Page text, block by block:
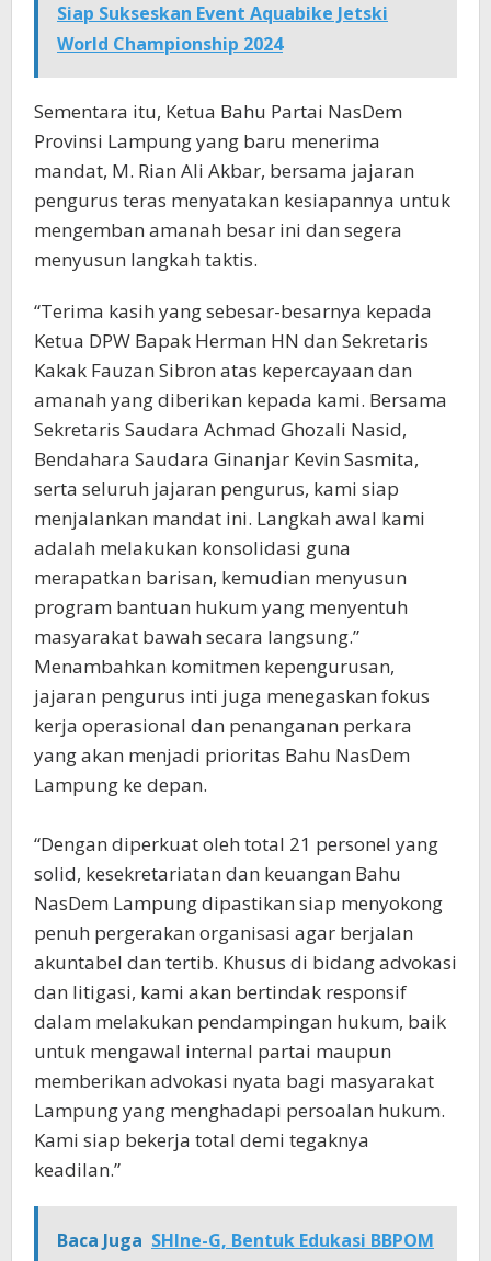
Siap Sukseskan Event Aquabike Jetski
World Championship 2024
​Sementara itu, Ketua Bahu Partai NasDem
Provinsi Lampung yang baru menerima
mandat, M. Rian Ali Akbar, bersama jajaran
pengurus teras menyatakan kesiapannya untuk
mengemban amanah besar ini dan segera
menyusun langkah taktis.
“Terima kasih yang sebesar-besarnya kepada
Ketua DPW Bapak Herman HN dan Sekretaris
Kakak Fauzan Sibron atas kepercayaan dan
amanah yang diberikan kepada kami. Bersama
Sekretaris Saudara Achmad Ghozali Nasid,
Bendahara Saudara Ginanjar Kevin Sasmita,
serta seluruh jajaran pengurus, kami siap
menjalankan mandat ini. Langkah awal kami
adalah melakukan konsolidasi guna
merapatkan barisan, kemudian menyusun
program bantuan hukum yang menyentuh
masyarakat bawah secara langsung.”
​Menambahkan komitmen kepengurusan,
jajaran pengurus inti juga menegaskan fokus
kerja operasional dan penanganan perkara
yang akan menjadi prioritas Bahu NasDem
Lampung ke depan.
“Dengan diperkuat oleh total 21 personel yang
solid, kesekretariatan dan keuangan Bahu
NasDem Lampung dipastikan siap menyokong
penuh pergerakan organisasi agar berjalan
akuntabel dan tertib. Khusus di bidang advokasi
dan litigasi, kami akan bertindak responsif
dalam melakukan pendampingan hukum, baik
untuk mengawal internal partai maupun
memberikan advokasi nyata bagi masyarakat
Lampung yang menghadapi persoalan hukum.
Kami siap bekerja total demi tegaknya
keadilan.”
Baca Juga SHIne-G, Bentuk Edukasi BBPOM